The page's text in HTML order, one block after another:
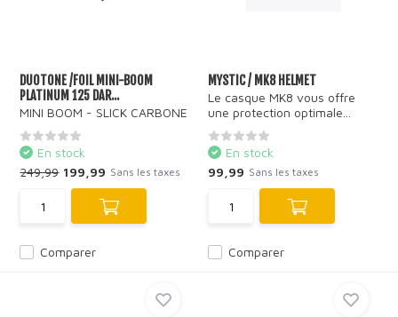
DUOTONE /FOIL MINI-BOOM
PLATINUM 125 DAR...
MINI BOOM - SLICK CARBONE
Comparer
En stock
249,99 199,99 Sans les taxes
MYSTIC / MK8 HELMET
Le casque MK8 vous offre
une protection optimale...
Comparer
En stock
99,99 Sans les taxes